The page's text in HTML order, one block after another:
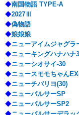
◆南国物語 TYPE-A
◆2027Ⅲ
◆偽物語
◆娘娘娘
◆ニューアイムジャグラ
◆ニューキングハナハナ
◆ニューシオサイ-30
◆ニュースモモちゃん
◆ニューチバリヨ(30)
◆ニューパルサーSP
◆ニューパルサーSP2